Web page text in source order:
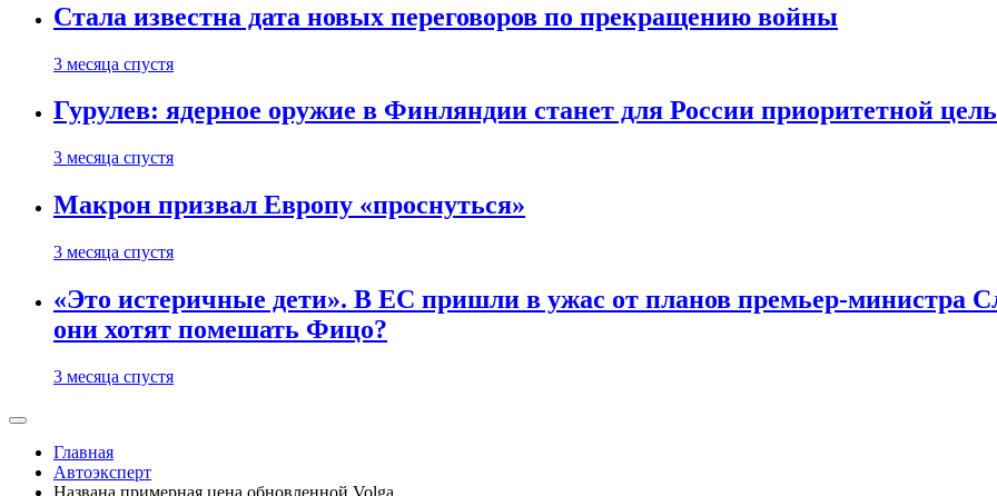
Стала известна дата новых переговоров по прекращению войны
3 месяца спустя
Гурулев: ядерное оружие в Финляндии станет для России приоритетной
3 месяца спустя
Макрон призвал Европу «проснуться»
3 месяца спустя
«Это истеричные дети». В ЕС пришли в ужас от планов премьер-министра
они хотят помешать Фицо?
3 месяца спустя
Главная
Автоэксперт
Названа примерная цена обновленной Volga